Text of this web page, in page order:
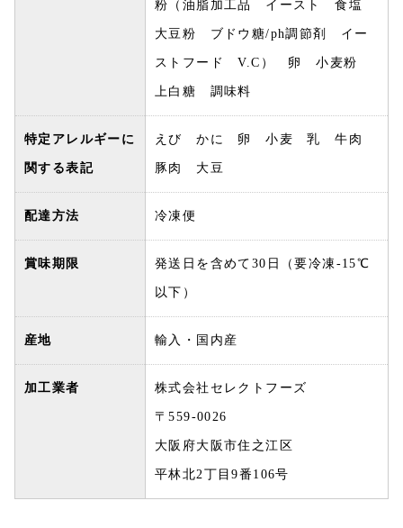
粉（油脂加工品 イースト 食塩
大豆粉 ブドウ糖/ph調節剤 イー
ストフード V.C） 卵 小麦粉
上白糖 調味料
特定アレルギーに
関する表記
えび かに 卵 小麦 乳 牛肉
豚肉 大豆
配達方法 冷凍便
賞味期限 発送日を含めて30日（要冷凍-15℃
以下）
産地 輸入・国内産
加工業者 株式会社セレクトフーズ
〒559-0026
大阪府大阪市住之江区
平林北2丁目9番106号